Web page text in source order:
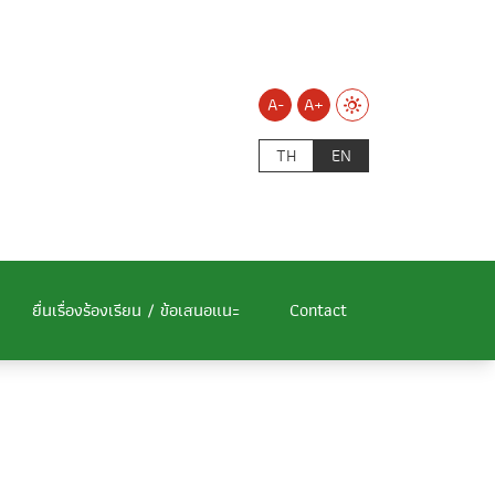
A-
A+
TH
EN
ยื่นเรื่องร้องเรียน / ข้อเสนอแนะ Contact